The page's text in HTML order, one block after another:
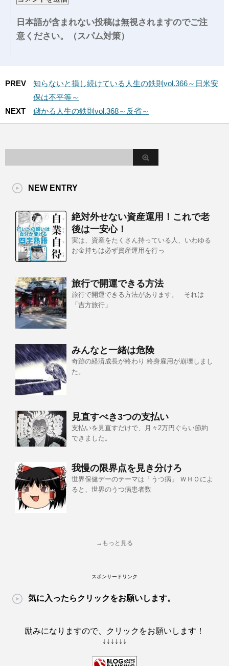
日本語が含まれない投稿は無視されますのでご注
意ください。（スパム対策）
PREV
知らないと損し続けている人生の鉄則vol.366～日米安
保は不平等～
NEXT
儲かる人生の鉄則vol.368～反省～
NEW ENTRY
絶対外せない資産運用！これで老
後は一安心！
実は、資産をたくさん持っている人、いわゆる
お金持ちは必ず資産運用を行っ
旅行で開運できる方法
旅行で開運できる方法があります。 それは
「吉方旅行」
みんなと一緒は危険
奇跡の経済成長が終わり 終身雇用が崩壊しまし
た。
見直すべき3つの支払い
支払いを見直すだけで、月々2万円ぐらい節約
できました。
我慢の限界点を見き分けろ
世界保健デーのテーマは「うつ病」 ＷＨＯによ
ると、世界のうつ病患者数
→もっと見る
スポンサードリンク
気に入ったらクリックをお願いします。
励みになりますので、クリックをお願いします！
↓↓↓↓↓↓